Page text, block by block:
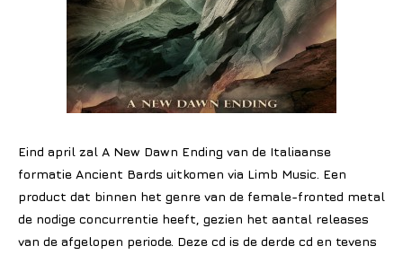
Eind april zal A New Dawn Ending van de Italiaanse
formatie Ancient Bards uitkomen via Limb Music. Een
product dat binnen het genre van de female-fronted metal
de nodige concurrentie heeft, gezien het aantal releases
van de afgelopen periode. Deze cd is de derde cd en tevens